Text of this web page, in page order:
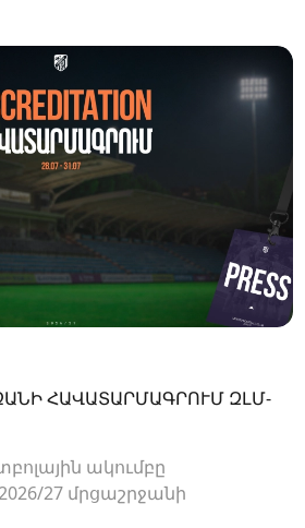
ՀԱՎԱՏԱՐՄԱԳՐՈՒՄ ԶԼՄ-
ակումբը
27 մրցաշրջանի